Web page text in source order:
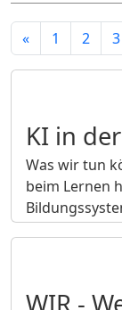
« 1 2 3
KI in
Was wir tun
beim Lernen